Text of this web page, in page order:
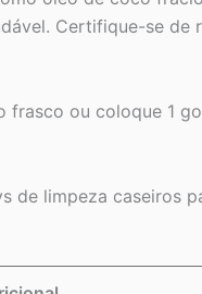
Certifique-se
ou coloque 1
de limpeza caseiros